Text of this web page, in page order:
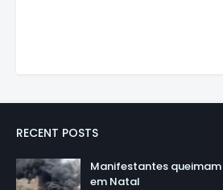
RECENT POSTS
Manifestantes
em Natal